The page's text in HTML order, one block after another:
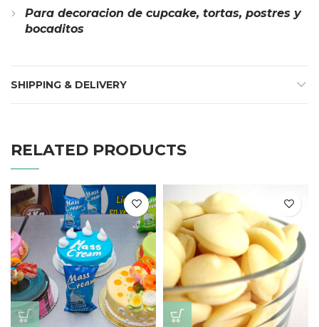
Para decoracion de cupcake, tortas, postres y
bocaditos
SHIPPING & DELIVERY
RELATED PRODUCTS